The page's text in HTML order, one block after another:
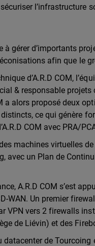
l’infrastructure
à gérer d’importants
afin que le
d’A.R.D COM,
& responsable
a alors proposé deux
ce qui génère
COM avec PRA/
machines virtuelles
avec un Plan de
A.R.D COM s’est
WAN. Un premier
VPN vers 2 firewalls
de Liévin) et des
de